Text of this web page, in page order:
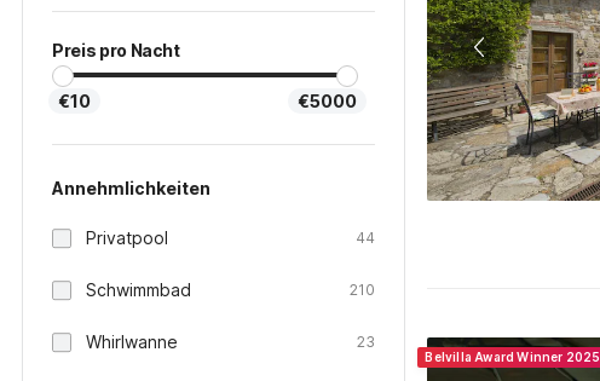
Preis pro Nacht
€10 €5000
Annehmlichkeiten
Privatpool 44
Schwimmbad 210
Whirlwanne 23
Belvilla Award Winner 2025